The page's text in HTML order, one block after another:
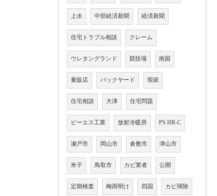
上水 中部経済新聞 経済新聞
住宅トラブル相談 クレーム
ウレタングランド 競技場 南国
量販店 バックヤード 瑕疵
住宅相談 大津 住宅問題
ピーエス工業 放射冷暖房 PS HR-C
瀬戸市 岡山市 倉敷市 津山市
米子 鳥取市 カビ業者 公開
定期検査 梅雨明け 四国 カビ掃除